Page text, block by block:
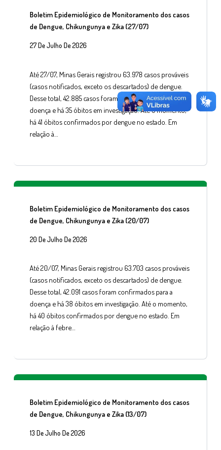
Boletim Epidemiológico de Monitoramento dos casos
de Dengue, Chikungunya e Zika (27/07)
27 De Julho De 2026
Até 27/07, Minas Gerais registrou 63.978 casos prováveis
(casos notificados, exceto os descartados) de dengue.
Desse total, 42.885 casos foram confirmados para a
doença e há 35 óbitos em investigação. Até o momento,
há 41 óbitos confirmados por dengue no estado. Em
relação à…
Boletim Epidemiológico de Monitoramento dos casos
de Dengue, Chikungunya e Zika (20/07)
20 De Julho De 2026
Até 20/07, Minas Gerais registrou 63.703 casos prováveis
(casos notificados, exceto os descartados) de dengue.
Desse total, 42.091 casos foram confirmados para a
doença e há 38 óbitos em investigação. Até o momento,
há 40 óbitos confirmados por dengue no estado. Em
relação à febre…
Boletim Epidemiológico de Monitoramento dos casos
de Dengue, Chikungunya e Zika (13/07)
13 De Julho De 2026